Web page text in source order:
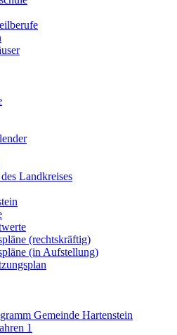
Landkreises
(rechtskräftig)
(in Aufstellung)
Gemeinde Hartenstein
1